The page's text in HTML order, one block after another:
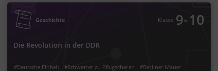
#Bundesländer
#Grundgesetz #Exekutive #Legislative
#Judikative
#1948
Geschichte Klasse 9‐10
Die Revolution in der DDR
#Deutsche Einheit #Schwerter zu Pflugscharen
#Berliner Mauer